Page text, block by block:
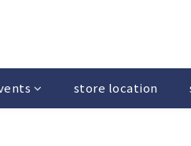
store location